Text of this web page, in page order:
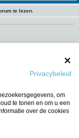
Privacybeleid
om
te tonen en om u een
over de cookies
te lezen.
gebruikers